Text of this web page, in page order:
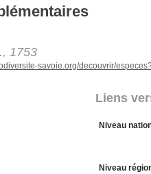
1753
savoie.org/decouvrir/
Liens
Niveau
Niveau